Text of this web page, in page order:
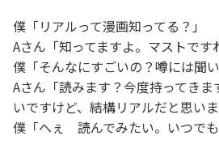
僕「リアルって漫画知ってる？」
Aさん「知ってますよ。マストです
僕「そんなにすごいの？噂には聞
Aさん「読みます？今度持ってき
いですけど、結構リアルだと思いま
僕「へぇ 読んでみたい。いつでも